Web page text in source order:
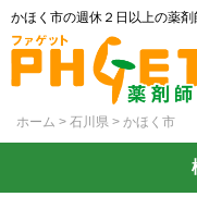
かほく市の週休２日以上の薬
ホーム 石川県 かほく市